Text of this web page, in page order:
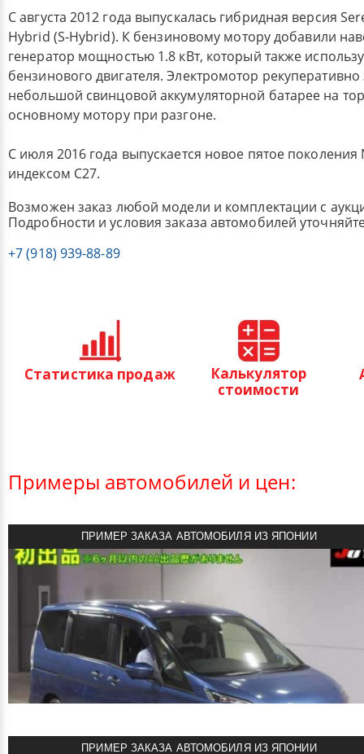
С августа 2012 года выпускалась гибридная версия
Hybrid (S-Hybrid). К бензиновому мотору добавили
генератор мощностью 1.8 кВт, который также
бензинового двигателя. Электромотор
небольшой свинцовой аккумуляторной батарее на
основному мотору при разгоне.
С июля 2016 года выпускается новое пятое поколения
индексом C27.
Возможен заказ любой модели и комплектации с
Подробности и условия заказа автомобилей
+7 (918) 939-88-89
Статистика продаж
Калькулятор
стоимости
Примеры автомобилей и цен:
ПРИМЕР ЗАКАЗА АВТОМОБИЛЯ ИЗ ЯПОНИИ
ПРИМЕР ЗАКАЗА АВТОМОБИЛЯ ИЗ ЯПОНИИ